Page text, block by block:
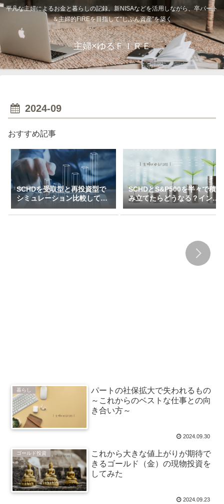
平凡な主婦によるお金と暮らしの記録。新NISAなどを活用しながら、卒パート
＆主婦的FIREを目指して“じぶん資産”を築く
主婦×ゆるＦＩＲＥ
2024-09
おすすめ記事
SCHDを受取型と再投資型で
シミュレーション比較してみ
た（一括＆特定口座で3万～
10万積立）
SCHDとS&P500を半々で積
み立てたらどうなる？インデ
ックス×高配当のハイブリッ
ド投資戦略
暮らし
パートの社保拡大で失われるもの
～これからのベストな仕事との向
き合い方～
2024.09.30
ゴールド投資
これから大きな値上がりが期待で
きるゴールド（金）の現物投資を
してみた
2024.09.23